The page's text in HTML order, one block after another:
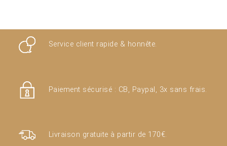
Service client rapide & honnête.
Paiement sécurisé : CB, Paypal, 3x sans frais.
Livraison gratuite à partir de 170€.